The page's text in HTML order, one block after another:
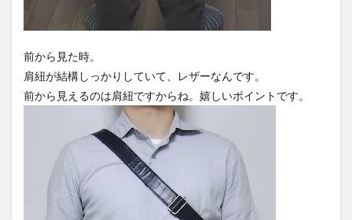
前から見た時。
肩紐が結構しっかりしていて、レザーなんです。
前から見えるのは肩紐ですからね。嬉しいポイントです。